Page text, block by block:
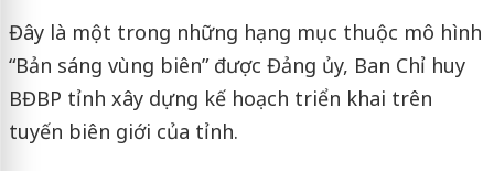
Đây là một trong những hạng mục thuộc mô hình
“Bản sáng vùng biên” được Đảng ủy, Ban Chỉ huy
BĐBP tỉnh xây dựng kế hoạch triển khai trên
tuyến biên giới của tỉnh.